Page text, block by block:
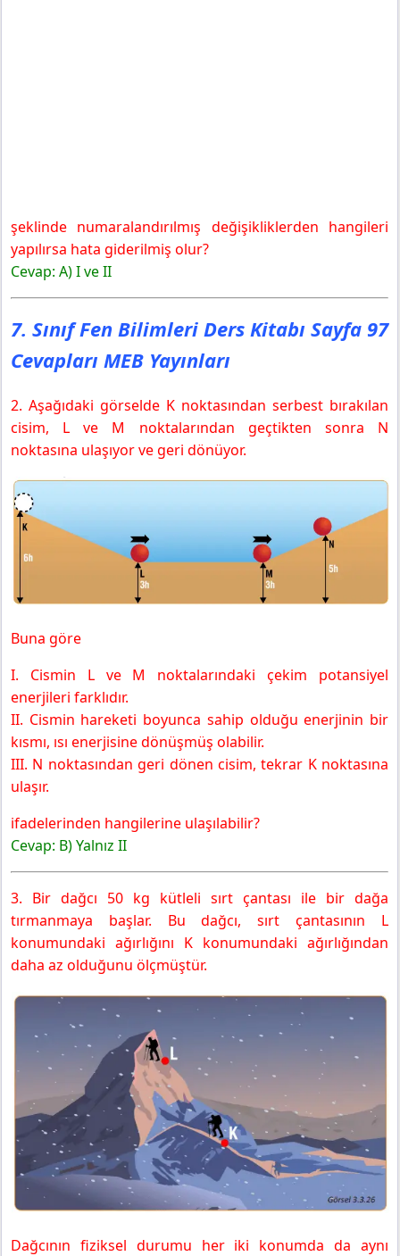
şeklinde numaralandırılmış değişikliklerden hangileri
yapılırsa hata giderilmiş olur?
Cevap: A) I ve II
7. Sınıf Fen Bilimleri Ders Kitabı Sayfa 97
Cevapları MEB Yayınları
2. Aşağıdaki görselde K noktasından serbest bırakılan
cisim, L ve M noktalarından geçtikten sonra N
noktasına ulaşıyor ve geri dönüyor.
Buna göre
I. Cismin L ve M noktalarındaki çekim potansiyel
enerjileri farklıdır.
II. Cismin hareketi boyunca sahip olduğu enerjinin bir
kısmı, ısı enerjisine dönüşmüş olabilir.
III. N noktasından geri dönen cisim, tekrar K noktasına
ulaşır.
ifadelerinden hangilerine ulaşılabilir?
Cevap: B) Yalnız II
3. Bir dağcı 50 kg kütleli sırt çantası ile bir dağa
tırmanmaya başlar. Bu dağcı, sırt çantasının L
konumundaki ağırlığını K konumundaki ağırlığından
daha az olduğunu ölçmüştür.
Dağcının fiziksel durumu her iki konumda da aynı